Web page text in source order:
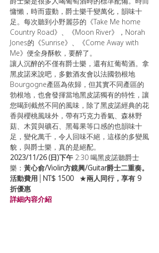
慵懶，時而靈動，爵士樂千變萬化，韻味十
足。每次聽到小野麗莎的《Take Me home
Country Road》、《Moon River》，Norah
Jones的《Sunrise》、《Come Away with
Me》便全身酥軟，要醉了。
讓人沉醉的不僅有爵士樂，還有紅葡萄酒。拿
黑皮諾來說吧，多數酒友會以法國勃根地
Bourgogne產區為依歸，但其實不同產區的
勃根地，也會發揮當地黑皮諾獨有的特性，讓
您喝到截然不同的風味，除了黑皮諾經典的花
香與櫻桃風味外，帶有巧克力香氣、森林野
菇、木質與礦石、黑莓果等口感的也韻味十
足，變化萬千，令人回味不絕，這樣的多變風
貌，與爵士樂，真的是絕配。
2023/11/26 (日)下午 2:30 喝黑皮諾聽爵士
樂： 黃心俞/Violin方鏡興/Guitar爵士二重奏。
活動費用│NT$ 1500 ★兩人同行，享有 9
折優惠
詳細內容介紹